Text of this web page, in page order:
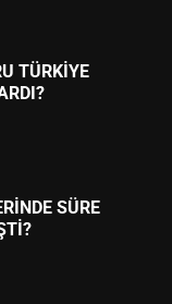
TÜRKİYE
SÜRE